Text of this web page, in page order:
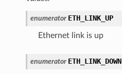
enumerator ETH_LINK_UP
Ethernet link is up
enumerator ETH_LINK_DOWN